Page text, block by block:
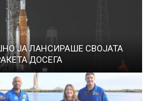
ЈА ЛАНСИРАШЕ СВОЈАТА
ДОСЕГА